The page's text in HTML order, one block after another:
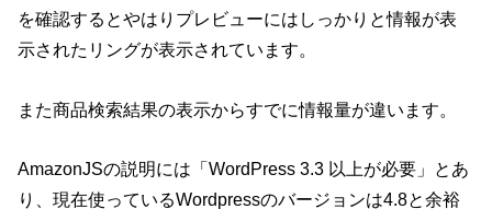
を確認するとやはりプレビューにはしっかりと情報が表
示されたリングが表示されています。
また商品検索結果の表示からすでに情報量が違います。
AmazonJSの説明には「WordPress 3.3 以上が必要」とあ
り、現在使っているWordpressのバージョンは4.8と余裕